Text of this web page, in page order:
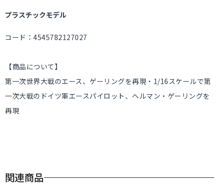
プラスチックモデル
コード：4545782127027
【商品について】
第一次世界大戦のエース、ゲーリングを再現・1/16スケールで第
一次大戦のドイツ軍エースパイロット、ヘルマン・ゲーリングを
再現
関連商品